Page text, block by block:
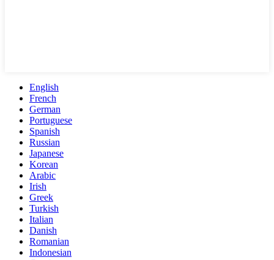
English
French
German
Portuguese
Spanish
Russian
Japanese
Korean
Arabic
Irish
Greek
Turkish
Italian
Danish
Romanian
Indonesian